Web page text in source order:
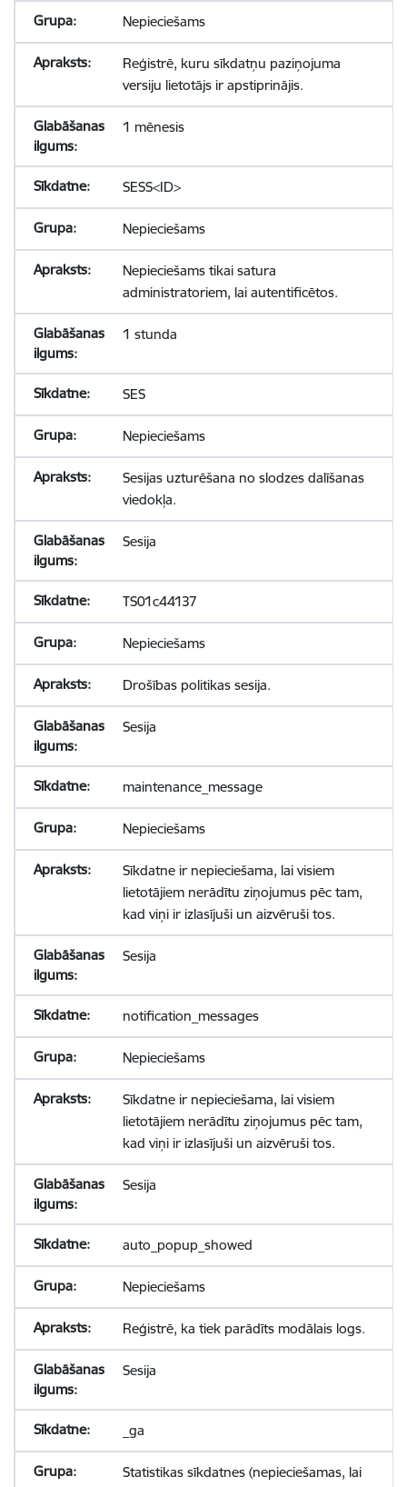
Nepieciešams
Reģistrē, kuru sīkdatņu paziņojuma
versiju lietotājs ir apstiprinājis.
1 mēnesis
SESS<ID>
Nepieciešams
Nepieciešams tikai satura
administratoriem, lai autentificētos.
1 stunda
SES
Nepieciešams
Sesijas uzturēšana no slodzes dalīšanas
viedokļa.
Sesija
TS01c44137
Nepieciešams
Drošības politikas sesija.
Sesija
maintenance_message
Nepieciešams
Sīkdatne ir nepieciešama, lai visiem
lietotājiem nerādītu ziņojumus pēc tam,
kad viņi ir izlasījuši un aizvēruši tos.
Sesija
notification_messages
Nepieciešams
Sīkdatne ir nepieciešama, lai visiem
lietotājiem nerādītu ziņojumus pēc tam,
kad viņi ir izlasījuši un aizvēruši tos.
Sesija
auto_popup_showed
Nepieciešams
Reģistrē, ka tiek parādīts modālais logs.
Sesija
_ga
Statistikas sīkdatnes (nepieciešamas, lai